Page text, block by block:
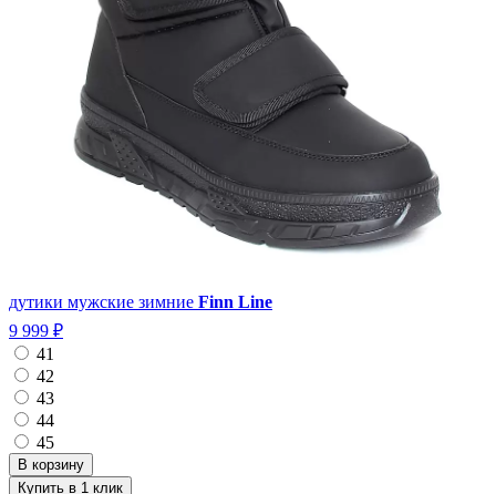
дутики мужские зимние Finn Line
9 999 ₽
41
42
43
44
45
Купить в 1 клик